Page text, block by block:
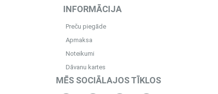
INFORMĀCIJA
Preču piegāde
Apmaksa
Noteikumi
Dāvanu kartes
MĒS SOCIĀLAJOS TĪKLOS